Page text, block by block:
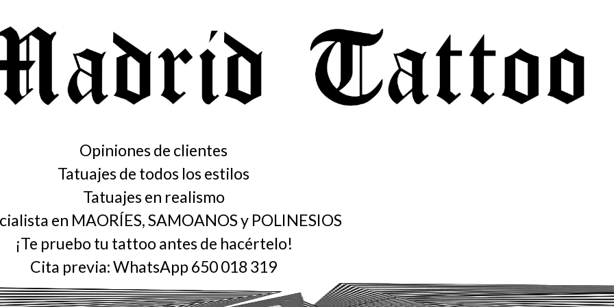
Opiniones de clientes
Tatuajes de todos los estilos
Tatuajes en realismo
en MAORÍES, SAMOANOS y POLINESIOS
¡Te pruebo tu tattoo antes de hacértelo!
Cita previa: WhatsApp 650 018 319